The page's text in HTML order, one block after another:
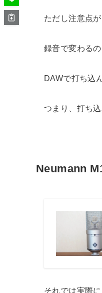
ただし注意点が
録音で変わる
DAWで打ち込
つまり、打ち
Neumann
それでは実際